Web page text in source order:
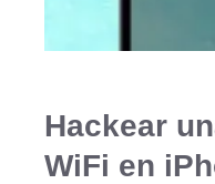
Hackear
WiFi en